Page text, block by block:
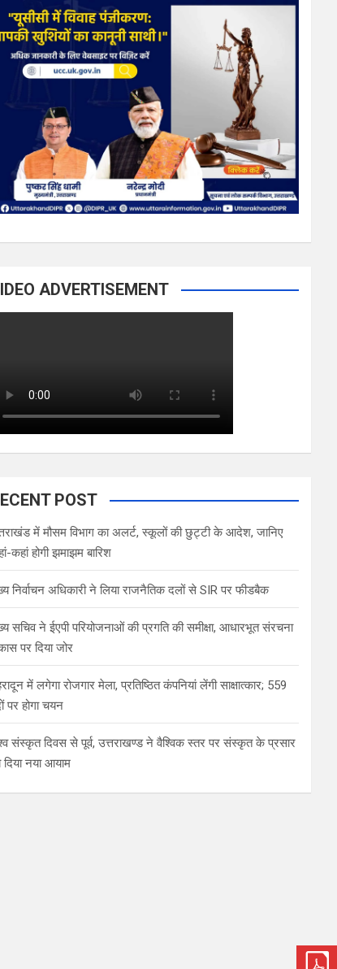
ADVERTISEMENT
POST
में मौसम विभाग का अलर्ट, स्कूलों की छुट्टी के आदेश, जानिए
कहां होगी झमाझम बारिश
निर्वाचन अधिकारी ने लिया राजनैतिक दलों से SIR पर फीडबैक
सचिव ने ईएपी परियोजनाओं की प्रगति की समीक्षा, आधारभूत संरचना
पर दिया जोर
में लगेगा रोजगार मेला, प्रतिष्ठित कंपनियां लेंगी साक्षात्कार; 559
पर होगा चयन
संस्कृत दिवस से पूर्व, उत्तराखण्ड ने वैश्विक स्तर पर संस्कृत के प्रसार
दिया नया आयाम